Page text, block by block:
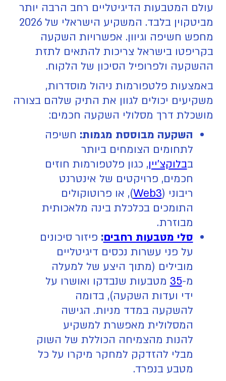
עולם המטבעות הדיגיטליים רחב הרבה יותר
מביטקוין בלבד. המשקיע הישראלי של 2026
מחפש חשיפה וגיוון. אפשרויות השקעה
בקריפטו בישראל צריכות להתאים לתזת
ההשקעה ולפרופיל הסיכון של הלקוח.
באמצעות פלטפורמות ניהול מוסדרות,
משקיעים יכולים לגוון את התיק שלהם בצורה
מושכלת דרך מסלולי השקעה חכמים:
השקעה מבוססת מגמות: חשיפה
לתחומים הצומחים ביותר
בבלוקצ'יין, כגון פלטפורמות חוזים
חכמים, פרויקטים של אינטרנט
ריבוני (Web3), או פרוטוקולים
התומכים בכלכלת בינה מלאכותית
מבוזרת.
סלי מטבעות רחבים: פיזור סיכונים
על פני עשרות נכסים דיגיטליים
מובילים (מתוך היצע של למעלה
מ-35 מטבעות שנבדקו ואושרו על
ידי ועדות השקעה), בדומה
להשקעה במדד מניות. הגישה
המסלולית מאפשרת למשקיע
להנות מהצמיחה הכוללת של השוק
מבלי להזדקק למחקר מיקרו על כל
מטבע בנפרד.